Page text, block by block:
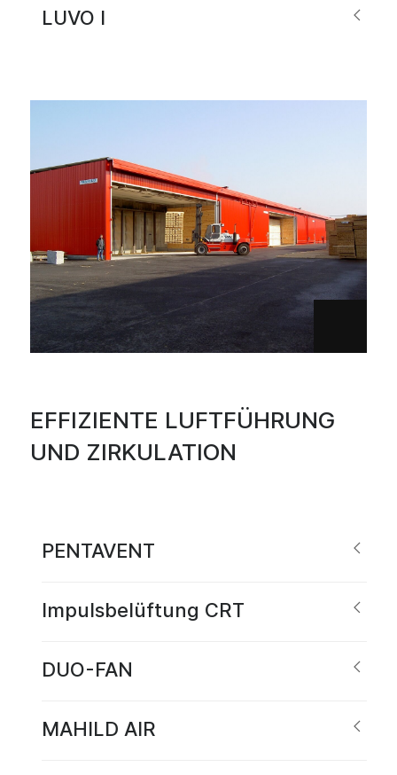
LUVO I
EFFIZIENTE LUFTFÜHRUNG
UND ZIRKULATION
PENTAVENT
Impulsbelüftung CRT
DUO-FAN
MAHILD AIR